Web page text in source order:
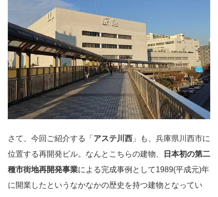
さて、今回ご紹介する「 アステ川西 」も、兵庫県川西市に
位置する再開発ビル。なんとこちらの建物、
日本初の第二
種市街地再開発事業による完成事例として1989(平成元)年
に開業したというなかなかの歴史を持つ建物となってい